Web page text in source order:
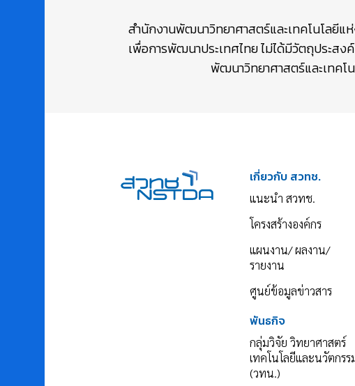
สำนักงานพัฒนาวิทยาศาสตร์และเทคโนโลยีแ
เพื่อการพัฒนาประเทศไทย ไม่ได้มีวัตถุประส
พัฒนาวิทยาศาสตร์และเทคโ
เกี่ยวกับ สวทช.
แนะนำ สวทช.
โครงสร้างองค์กร
แผนงาน/ ผลงาน/
รายงาน
ศูนย์ข้อมูลข่าวสาร
พันธกิจ
กลุ่มวิจัย วิทยาศาสตร์
เทคโนโลยีและนวัตกรร
(วทน.)